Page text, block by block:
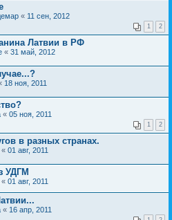
« 11 сен, 2012
1 2
Латвии в РФ
« 31 май, 2012
18 ноя, 2011
« 05 ноя, 2011
1 2
в разных странах.
« 01 авг, 2011
УДГМ
« 01 авг, 2011
« 16 апр, 2011